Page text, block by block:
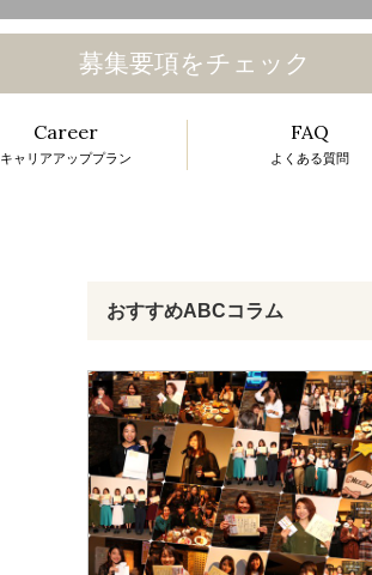
T
o
g
g
g
a
募集要項をチェック
Career
キャリアアッププラン
FAQ
よくある質問
おすすめABCコラム